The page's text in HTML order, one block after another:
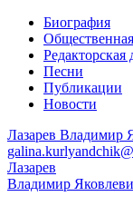
Биография
Редакторская
Песни
Публикации
Новости
Лазарев Владимир
Лазарев
Владимир